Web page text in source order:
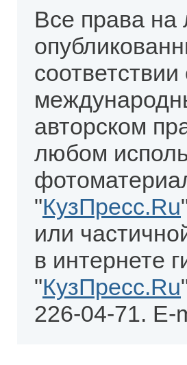
Все права
авторском
любом
"КузПресс.Ru
или
в интернете
"КузПресс.Ru
226-04-71. E-